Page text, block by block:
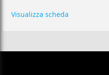
Visualizza scheda